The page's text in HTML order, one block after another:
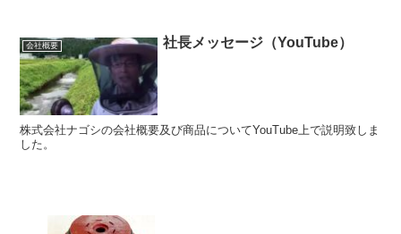
会社概要 社長メッセージ（YouTube）
株式会社ナゴシの会社概要及び商品についてYouTube上で説明致しま
した。